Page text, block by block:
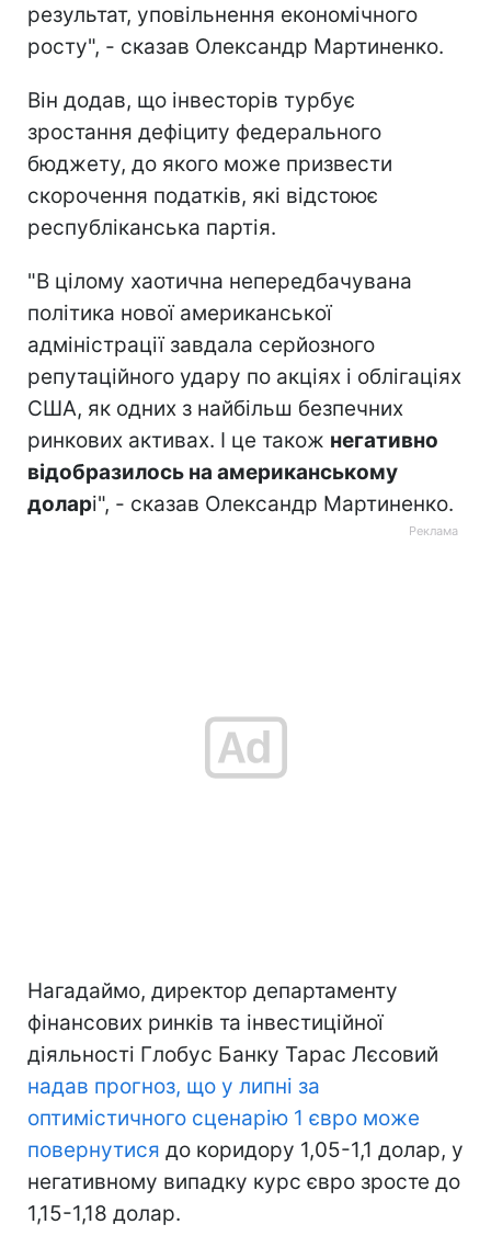
результат, уповільнення економічного
росту", - сказав Олександр Мартиненко.
Він додав, що інвесторів турбує
зростання дефіциту федерального
бюджету, до якого може призвести
скорочення податків, які відстоює
республіканська партія.
"В цілому хаотична непередбачувана
політика нової американської
адміністрації завдала серйозного
репутаційного удару по акціях і облігаціях
США, як одних з найбільш безпечних
ринкових активах. І це також негативно
відобразилось на американському
доларі", - сказав Олександр Мартиненко.
Нагадаймо, директор департаменту
фінансових ринків та інвестиційної
діяльності Глобус Банку Тарас Лєсовий
надав прогноз, що у липні за
оптимістичного сценарію 1 євро може
повернутися до коридору 1,05-1,1 долар, у
негативному випадку курс євро зросте до
1,15-1,18 долар.